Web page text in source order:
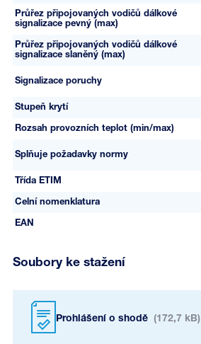
Průřez připojovaných vodičů dálkové
signalizace pevný (max)
Průřez připojovaných vodičů dálkové
signalizace slaněný (max)
Signalizace poruchy
Stupeň krytí
Rozsah provozních teplot (min/max)
Splňuje požadavky normy
Třída ETIM
Celní nomenklatura
EAN
Soubory ke stažení
Prohlášení o shodě (172,7 kB)